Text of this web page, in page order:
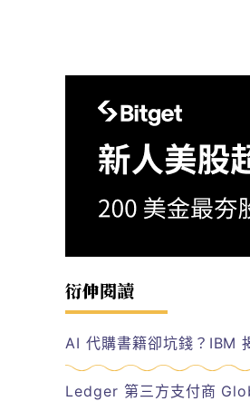
衍伸閱讀
AI 代購書籍卻坑錢？IBM
Ledger 第三方支付商